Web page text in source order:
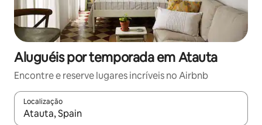
Aluguéis por temporada em Atauta
Encontre e reserve lugares incríveis no Airbnb
Localização
Quando os resultados estiverem disponíveis, explore-os